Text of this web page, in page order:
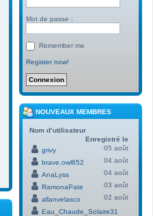
Mot de passe :
Remember me
Register now!
NOUVEAUX MEMBRES
Nom d’utilisateur
Enregistré le
grivy
05 août
brave.owl652
04 août
AnaLyss
04 août
RamonaPate
03 août
allanvelasco
02 août
Eau_Chaude_Solaire31